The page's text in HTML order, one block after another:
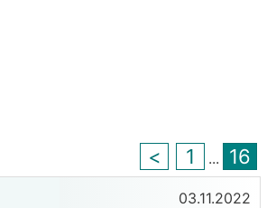
< 1 ... 16
03.11.2022